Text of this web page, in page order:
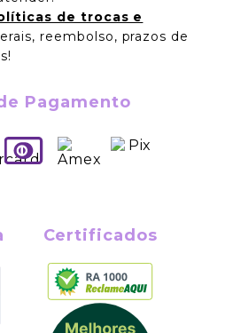
de trocas e
reembolso, prazos de
Pagamento
Certificados